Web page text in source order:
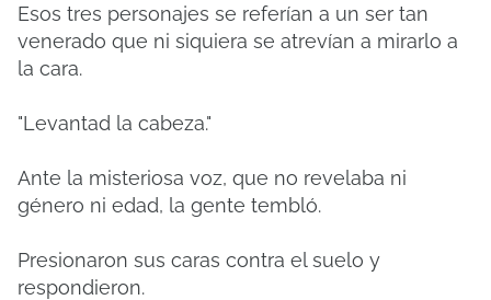
Esos tres personajes se referían a un ser tan
venerado que ni siquiera se atrevían a mirarlo a
la cara.
"Levantad la cabeza."
Ante la misteriosa voz, que no revelaba ni
género ni edad, la gente tembló.
Presionaron sus caras contra el suelo y
respondieron.